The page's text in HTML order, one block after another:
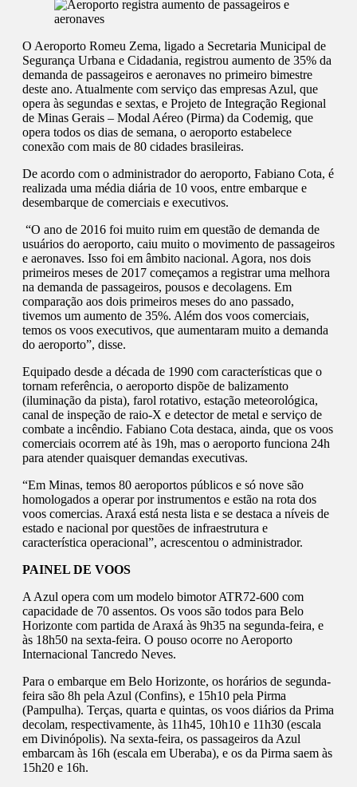
O Aeroporto Romeu Zema, ligado a Secretaria Municipal de
Segurança Urbana e Cidadania, registrou aumento de 35% da
demanda de passageiros e aeronaves no primeiro bimestre
deste ano. Atualmente com serviço das empresas Azul, que
opera às segundas e sextas, e Projeto de Integração Regional
de Minas Gerais – Modal Aéreo (Pirma) da Codemig, que
opera todos os dias de semana, o aeroporto estabelece
conexão com mais de 80 cidades brasileiras.
De acordo com o administrador do aeroporto, Fabiano Cota, é
realizada uma média diária de 10 voos, entre embarque e
desembarque de comerciais e executivos.
“O ano de 2016 foi muito ruim em questão de demanda de
usuários do aeroporto, caiu muito o movimento de passageiros
e aeronaves. Isso foi em âmbito nacional. Agora, nos dois
primeiros meses de 2017 começamos a registrar uma melhora
na demanda de passageiros, pousos e decolagens. Em
comparação aos dois primeiros meses do ano passado,
tivemos um aumento de 35%. Além dos voos comerciais,
temos os voos executivos, que aumentaram muito a demanda
do aeroporto”, disse.
Equipado desde a década de 1990 com características que o
tornam referência, o aeroporto dispõe de balizamento
(iluminação da pista), farol rotativo, estação meteorológica,
canal de inspeção de raio-X e detector de metal e serviço de
combate a incêndio. Fabiano Cota destaca, ainda, que os voos
comerciais ocorrem até às 19h, mas o aeroporto funciona 24h
para atender quaisquer demandas executivas.
“Em Minas, temos 80 aeroportos públicos e só nove são
homologados a operar por instrumentos e estão na rota dos
voos comercias. Araxá está nesta lista e se destaca a níveis de
estado e nacional por questões de infraestrutura e
característica operacional”, acrescentou o administrador.
PAINEL DE VOOS
A Azul opera com um modelo bimotor ATR72-600 com
capacidade de 70 assentos. Os voos são todos para Belo
Horizonte com partida de Araxá às 9h35 na segunda-feira, e
às 18h50 na sexta-feira. O pouso ocorre no Aeroporto
Internacional Tancredo Neves.
Para o embarque em Belo Horizonte, os horários de segunda-
feira são 8h pela Azul (Confins), e 15h10 pela Pirma
(Pampulha). Terças, quarta e quintas, os voos diários da Prima
decolam, respectivamente, às 11h45, 10h10 e 11h30 (escala
em Divinópolis). Na sexta-feira, os passageiros da Azul
embarcam às 16h (escala em Uberaba), e os da Pirma saem às
15h20 e 16h.